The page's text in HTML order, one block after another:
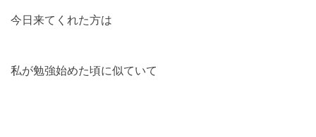
今日来てくれた方は
私が勉強始めた頃に似ていて